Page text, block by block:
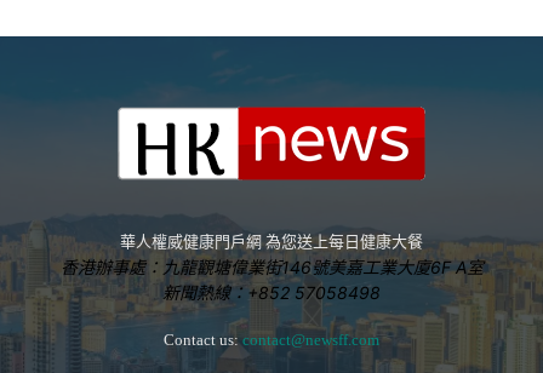
華人權威健康門戶網 為您送上每日健康大餐
香港辦事處：九龍觀塘偉業街146號美嘉工業大廈6F A室
新聞熱線：+852 57058498
Contact us: contact@newsff.com